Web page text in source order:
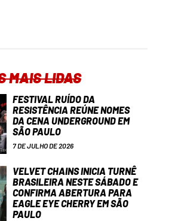
MAIS LIDAS
FESTIVAL RUÍDO DA
RESISTÊNCIA REÚNE NOMES
DA CENA UNDERGROUND EM
SÃO PAULO
7 DE JULHO DE 2026
VELVET CHAINS INICIA TURNÊ
BRASILEIRA NESTE SÁBADO E
CONFIRMA ABERTURA PARA
EAGLE EYE CHERRY EM SÃO
PAULO